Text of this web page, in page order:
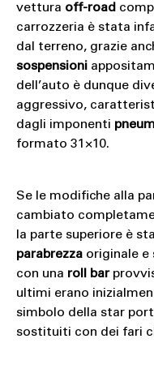
vettura off-road
carrozzeria è stata
dal terreno, grazie
sospensioni
dell’auto è dunque
aggressivo,
dagli imponenti
formato 31×10.
Se le modifiche alla
cambiato
la parte superiore è
parabrezzaoriginale e
con una roll bar
ultimi erano
simbolo della star
sostituiti con dei fari